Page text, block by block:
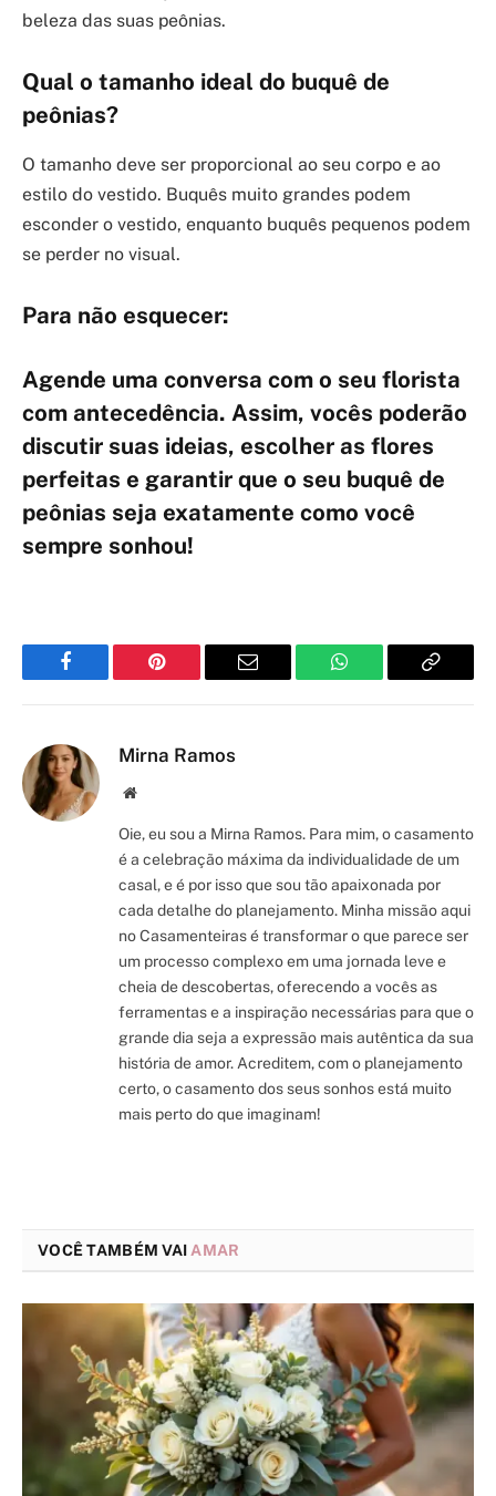
beleza das suas peônias.
Qual o tamanho ideal do buquê de
peônias?
O tamanho deve ser proporcional ao seu corpo e ao
estilo do vestido. Buquês muito grandes podem
esconder o vestido, enquanto buquês pequenos podem
se perder no visual.
Para não esquecer:
Agende uma conversa com o seu florista
com antecedência. Assim, vocês poderão
discutir suas ideias, escolher as flores
perfeitas e garantir que o seu buquê de
peônias seja exatamente como você
sempre sonhou!
Facebook Pinterest Email WhatsApp Copy
Mirna Ramos
Site/Blog
Oie, eu sou a Mirna Ramos. Para mim, o casamento
é a celebração máxima da individualidade de um
casal, e é por isso que sou tão apaixonada por
cada detalhe do planejamento. Minha missão aqui
no Casamenteiras é transformar o que parece ser
um processo complexo em uma jornada leve e
cheia de descobertas, oferecendo a vocês as
ferramentas e a inspiração necessárias para que o
grande dia seja a expressão mais autêntica da sua
história de amor. Acreditem, com o planejamento
certo, o casamento dos seus sonhos está muito
mais perto do que imaginam!
VOCÊ TAMBÉM VAI AMAR